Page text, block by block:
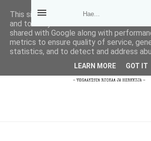
This site uses cookies from Google to
and to analyze traffic. Your IP address
shared with Google along with
metrics to ensure quality of service,
statistics, and to detect and address
LEARN MORE GOT IT